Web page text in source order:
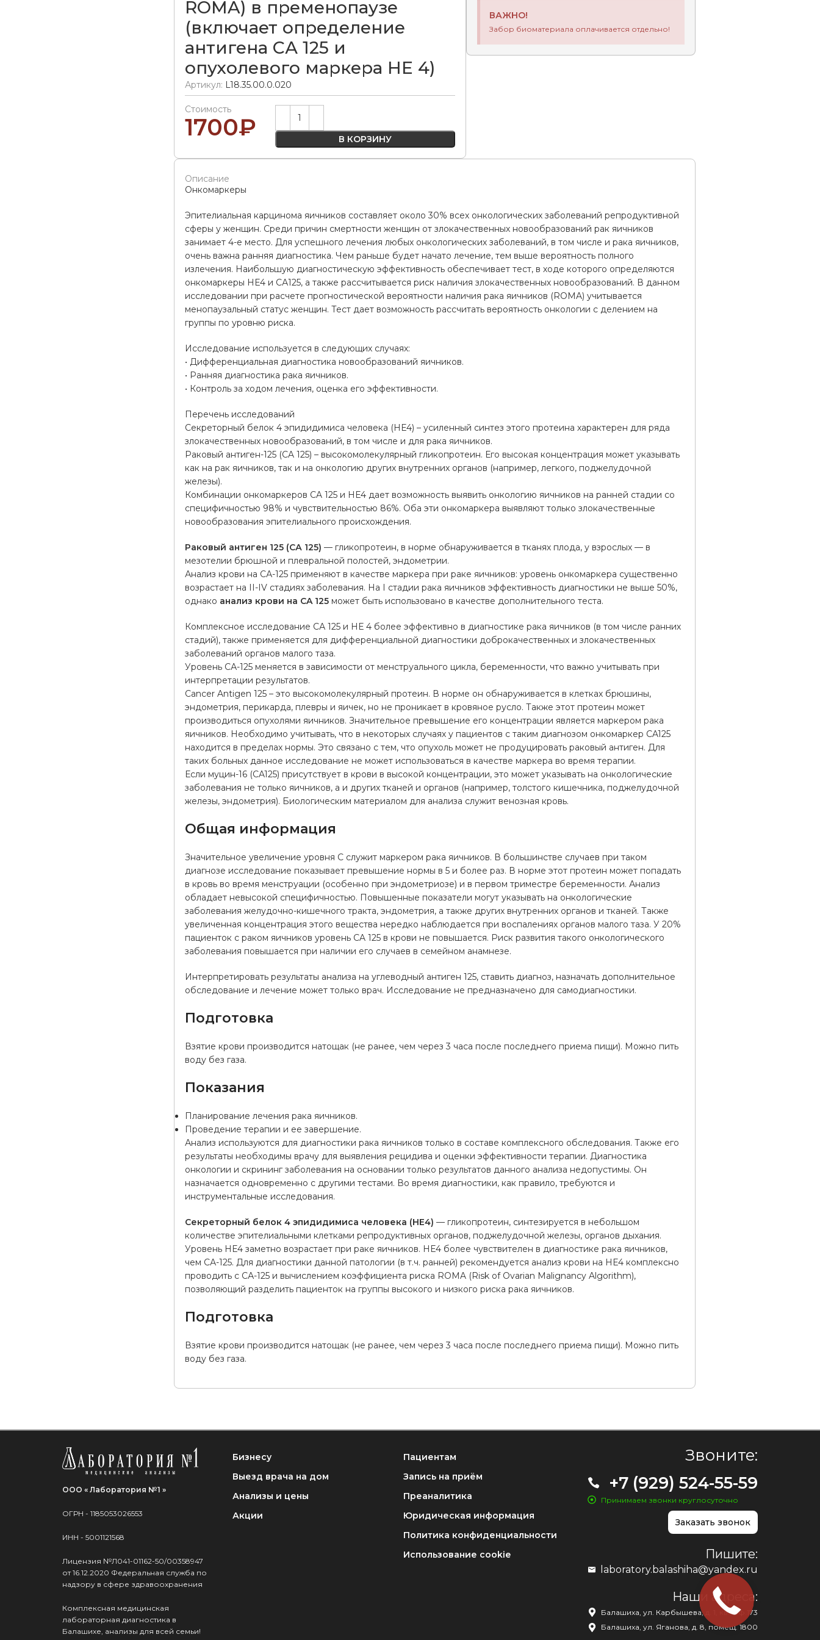
ROMA) в пременопаузе
(включает определение
антигена СА 125 и
опухолевого маркера HE 4)
Артикул: L18.35.00.0.020
Стоимость
1700₽ В КОРЗИНУ
Alternative:
ВАЖНО!
Забор биоматериала оплачивается отдельно!
Описание
Онкомаркеры
Эпителиальная карцинома яичников составляет около 30% всех онкологических заболеваний репродуктивной
сферы у женщин. Среди причин смертности женщин от злокачественных новообразований рак яичников
занимает 4-е место. Для успешного лечения любых онкологических заболеваний, в том числе и рака яичников,
очень важна ранняя диагностика. Чем раньше будет начато лечение, тем выше вероятность полного
излечения. Наибольшую диагностическую эффективность обеспечивает тест, в ходе которого определяются
онкомаркеры НЕ4 и СА125, а также рассчитывается риск наличия злокачественных новообразований. В данном
исследовании при расчете прогностической вероятности наличия рака яичников (ROMA) учитывается
менопаузальный статус женщин. Тест дает возможность рассчитать вероятность онкологии с делением на
группы по уровню риска.
Исследование используется в следующих случаях:
• Дифференциальная диагностика новообразований яичников.
• Ранняя диагностика рака яичников.
• Контроль за ходом лечения, оценка его эффективности.
Перечень исследований
Секреторный белок 4 эпидидимиса человека (HE4) – усиленный синтез этого протеина характерен для ряда
злокачественных новообразований, в том числе и для рака яичников.
Раковый антиген-125 (CA 125) – высокомолекулярный гликопротеин. Его высокая концентрация может указывать
как на рак яичников, так и на онкологию других внутренних органов (например, легкого, поджелудочной
железы).
Комбинации онкомаркеров CA 125 и HE4 дает возможность выявить онкологию яичников на ранней стадии со
специфичностью 98% и чувствительностью 86%. Оба эти онкомаркера выявляют только злокачественные
новообразования эпителиального происхождения.
Раковый антиген 125 (СА 125) — гликопротеин, в норме обнаруживается в тканях плода, у взрослых — в
мезотелии брюшной и плевральной полостей, эндометрии.
Анализ крови на СА-125 применяют в качестве маркера при раке яичников: уровень онкомаркера существенно
возрастает на II-IV стадиях заболевания. На I стадии рака яичников эффективность диагностики не выше 50%,
однако анализ крови на CA 125 может быть использовано в качестве дополнительного теста.
Комплексное исследование СА 125 и НЕ 4 более эффективно в диагностике рака яичников (в том числе ранних
стадий), также применяется для дифференциальной диагностики доброкачественных и злокачественных
заболеваний органов малого таза.
Уровень СА-125 меняется в зависимости от менструального цикла, беременности, что важно учитывать при
интерпретации результатов.
Cancer Antigen 125 – это высокомолекулярный протеин. В норме он обнаруживается в клетках брюшины,
эндометрия, перикарда, плевры и яичек, но не проникает в кровяное русло. Также этот протеин может
производиться опухолями яичников. Значительное превышение его концентрации является маркером рака
яичников. Необходимо учитывать, что в некоторых случаях у пациентов с таким диагнозом онкомаркер CA125
находится в пределах нормы. Это связано с тем, что опухоль может не продуцировать раковый антиген. Для
таких больных данное исследование не может использоваться в качестве маркера во время терапии.
Если муцин-16 (CA125) присутствует в крови в высокой концентрации, это может указывать на онкологические
заболевания не только яичников, а и других тканей и органов (например, толстого кишечника, поджелудочной
железы, эндометрия). Биологическим материалом для анализа служит венозная кровь.
Общая информация
Значительное увеличение уровня С служит маркером рака яичников. В большинстве случаев при таком
диагнозе исследование показывает превышение нормы в 5 и более раз. В норме этот протеин может попадать
в кровь во время менструации (особенно при эндометриозе) и в первом триместре беременности. Анализ
обладает невысокой специфичностью. Повышенные показатели могут указывать на онкологические
заболевания желудочно-кишечного тракта, эндометрия, а также других внутренних органов и тканей. Также
увеличенная концентрация этого вещества нередко наблюдается при воспалениях органов малого таза. У 20%
пациенток с раком яичников уровень CA 125 в крови не повышается. Риск развития такого онкологического
заболевания повышается при наличии его случаев в семейном анамнезе.
Интерпретировать результаты анализа на углеводный антиген 125, ставить диагноз, назначать дополнительное
обследование и лечение может только врач. Исследование не предназначено для самодиагностики.
Подготовка
Взятие крови производится натощак (не ранее, чем через 3 часа после последнего приема пищи). Можно пить
воду без газа.
Показания
Планирование лечения рака яичников.
Проведение терапии и ее завершение.
Анализ используются для диагностики рака яичников только в составе комплексного обследования. Также его
результаты необходимы врачу для выявления рецидива и оценки эффективности терапии. Диагностика
онкологии и скрининг заболевания на основании только результатов данного анализа недопустимы. Он
назначается одновременно с другими тестами. Во время диагностики, как правило, требуются и
инструментальные исследования.
Секреторный белок 4 эпидидимиса человека (HE4) — гликопротеин, синтезируется в небольшом
количестве эпителиальными клетками репродуктивных органов, поджелудочной железы, органов дыхания.
Уровень НЕ4 заметно возрастает при раке яичников. НЕ4 более чувствителен в диагностике рака яичников,
чем СА-125. Для диагностики данной патологии (в т.ч. ранней) рекомендуется анализ крови на HE4 комплексно
проводить с СА-125 и вычислением коэффициента риска ROMA (Risk of Ovarian Malignancy Algorithm),
позволяющий разделить пациенток на группы высокого и низкого риска рака яичников.
Подготовка
Взятие крови производится натощак (не ранее, чем через 3 часа после последнего приема пищи). Можно пить
воду без газа.
ООО « Лаборатория №1 »
ОГРН - 1185053026553
ИНН - 5001121568
Лицензия №Л041-01162-50/00358947
от 16.12.2020 Федеральная служба по
надзору в сфере здравоохранения
Комплексная медицинская
лабораторная диагностика в
Балашихе, анализы для всей семьи!
Бизнесу
Выезд врача на дом
Анализы и цены
Акции
Пациентам
Запись на приём
Преаналитика
Юридическая информация
Политика конфиденциальности
Использование cookie
Звоните:
+7 (929) 524-55-59
Принимаем звонки круглосуточно
Заказать звонок
Пишите:
laboratory.balashiha@yandex.ru
Наши адреса:
Балашиха, ул. Карбышева, д. 1, кв./оф.173
Балашиха, ул. Яганова, д. 8, помещ. 1800